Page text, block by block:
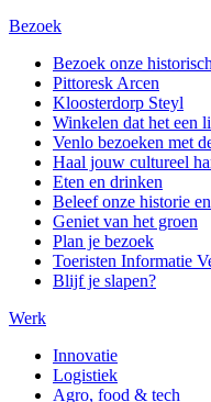
Bezoek
Bezoek onze
Pittoresk Arcen
Kloosterdorp Steyl
Winkelen dat het een
Venlo bezoeken met
Haal jouw cultureel
Eten en drinken
Beleef onze historie
Geniet van het groen
Plan je bezoek
Toeristen Informatie
Blijf je slapen?
Werk
Innovatie
Logistiek
Agro, food & tech